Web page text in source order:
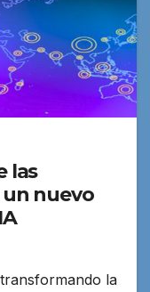
las
un nuevo
la